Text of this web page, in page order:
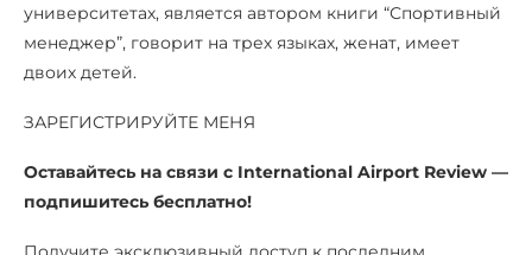
университетах, является автором книги “Спортивный
менеджер”, говорит на трех языках, женат, имеет
двоих детей.
ЗАРЕГИСТРИРУЙТЕ МЕНЯ
Оставайтесь на связи с International Airport Review —
подпишитесь бесплатно!